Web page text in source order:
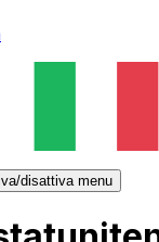
disattiva menu